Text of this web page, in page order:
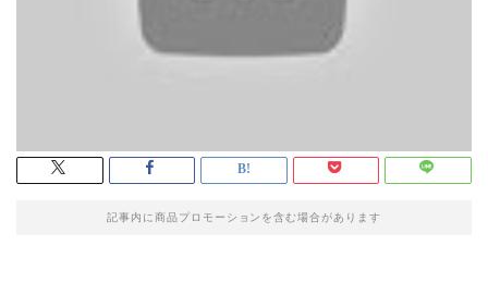
記事内に商品プロモーションを含む場合があります